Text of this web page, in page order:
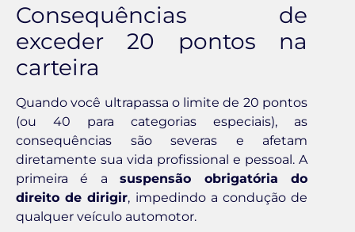
Consequências de
exceder 20 pontos na
carteira
Quando você ultrapassa o limite de 20 pontos
(ou 40 para categorias especiais), as
consequências são severas e afetam
diretamente sua vida profissional e pessoal. A
primeira é asuspensão obrigatória do
direito de dirigir, impedindo a condução de
qualquer veículo automotor.